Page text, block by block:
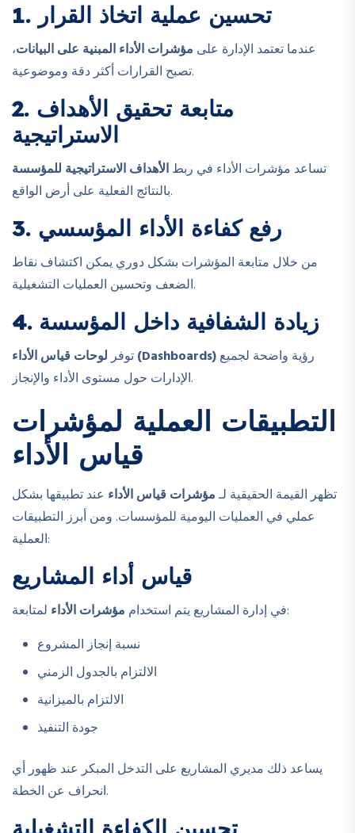
1. تحسين عملية اتخاذ القرار
عندما تعتمد الإدارة على مؤشرات الأداء المبنية على البيانات،
تصبح القرارات أكثر دقة وموضوعية.
2. متابعة تحقيق الأهداف
الاستراتيجية
تساعد مؤشرات الأداء في ربطالأهداف الاستراتيجية للمؤسسة
بالنتائج الفعلية على أرض الواقع.
3. رفع كفاءة الأداء المؤسسي
من خلال متابعة المؤشرات بشكل دوري يمكن اكتشاف نقاط
الضعف وتحسين العمليات التشغيلية.
4. زيادة الشفافية داخل المؤسسة
توفرلوحات قياس الأداء (Dashboards)
الإدارات حول مستوى الأداء والإنجاز.
التطبيقات العملية لمؤشرات
قياس الأداء
تظهر القيمة الحقيقية لـمؤشرات قياس الأداء عند تطبيقها بشكل
عملي في العمليات اليومية للمؤسسات. ومن أبرز التطبيقات
العملية:
قياس أداء المشاريع
في إدارة المشاريع يتم استخدام مؤشرات الأداء
لمتابعة:
نسبة إنجاز المشروع
الالتزام بالجدول الزمني
الالتزام بالميزانية
جودة التنفيذ
يساعد ذلك مديري المشاريع على التدخل المبكر عند ظهور أي
انحراف عن الخطة.